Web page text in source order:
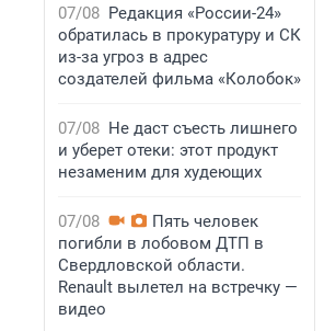
07/08 Редакция «России-24»
обратилась в прокуратуру и СК
из-за угроз в адрес
создателей фильма «Колобок»
07/08 Не даст съесть лишнего
и уберет отеки: этот продукт
незаменим для худеющих
07/08
Пять человек
погибли в лобовом ДТП в
Свердловской области.
Renault вылетел на встречку —
видео